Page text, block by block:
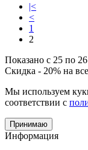
|<
<
1
2
Показано с 25 по
Скидка - 20% на
Мы используем
соответствии с
Принимаю
Информация